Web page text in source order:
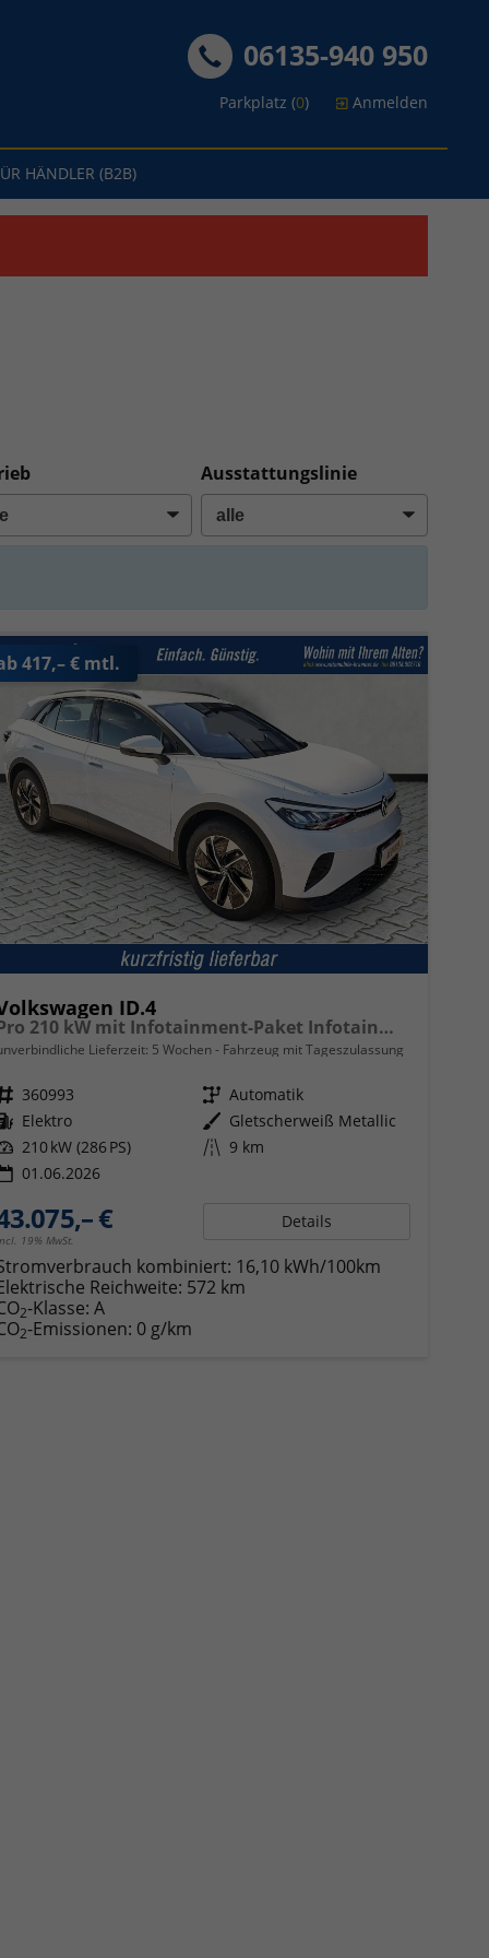
06135-940 950
Parkplatz (0) Anmelden
HÄNDLER (B2B)
Ausstattungslinie
417,– € mtl.
ID.4
Pro 210 kW mit Infotainment-Paket Infotainment- / Assistenz- Komfortp.
Lieferzeit: 5 Wochen Fahrzeug mit Tageszulassung
Fahrzeugnr. 360993 Getriebe Automatik
Kraftstoff Elektro Außenfarbe Gletscherweiß Metallic
Leistung 210 kW (286 PS) Kilometerstand 9 km
01.06.2026
€
19% MwSt.
Details
kombiniert: 16,10 kWh/100km
Reichweite: 572 km
2-Klasse: A
2-Emissionen: 0 g/km